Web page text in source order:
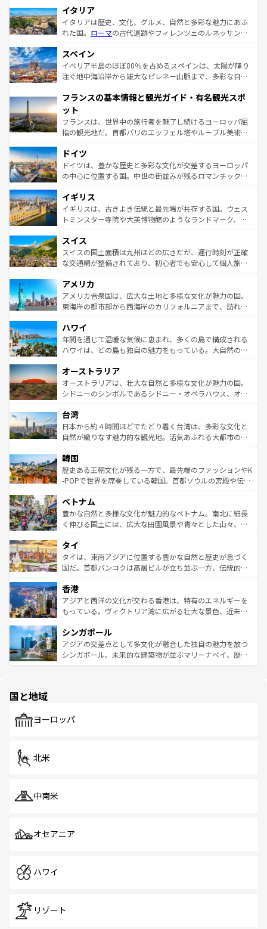
イタリア
イタリアは歴史、文化、グルメ、自然と多彩な魅力にあふ
れた国。 ローマの古代遺跡やフィレンツェのルネッサンス
ろん、トスカーナの美しい田園風景やアマルフィ海岸の絶
景など、自然景観も見逃せない。観光の合間には、本場の
ピザやパスタなど、絶品のイタリア料理を堪能することも
ませてくれるイタリアで、忘れられない旅をしてみよう！
なお、新着のイタリア情報は
しい。
スペイン
イベリア半島のほぼ80％を占めるスペインは、太陽が降り
注ぐ地中海沿岸から雄大なピレネー山脈まで、多彩な自然
文化が根付くこの国では、情熱的なフラメンコ、熱気あふ
れる闘牛、そして美味しいタパスが生活の一部となってい
る。首都マドリードの洗練された雰囲気や、バルセロナの
アートに溢れた街角から、地方では古代ローマ遺跡や中世
せる。地方によって風土や気候が異なるスペインはその個
性で訪れる人を魅了する。 なお、新着のスペイン情報は コ
ンテンツ一覧を参照してほしい。
フランスの基本情報と観光ガイド・有名観光スポ
ット
フランスは、世界中の旅行者を魅了し続けるヨーロッパ屈
指の観光地だ。首都パリのエッフェル塔やルーブル美術館
で、幅広い魅力が詰まっている。華麗な宮殿、歴史的な大
聖堂、美しいビーチ、そして豊かな自然が、訪れる者を心
から魅了する。また、フランスは美食の国としても知ら
いる。シャンパンの発祥地であるランス、プロヴァンスの
香り高いラベンダー畑など、多彩な楽しみ方が可能だ。さ
らに、パリ以外の地域にも魅力が溢れており、どの街角に
れる地方に足を運ぶとそれぞれで全く異なる文化を体験で
きるだろう。 なお、新着のフランス情報はコンテンツ一覧
を参照してほしい。
ドイツ
ドイツは、豊かな歴史と多彩な文化が交差するヨーロッパ
の中心に位置する国。中世の街並みが残るロマンチック街
顔を持つこの国は、どこを歩いても飽きることがない。ベ
ルリンの文化的活気、バイエルン州のアルプスの絶景、そ
してライン川沿いのワイン畑といった風景は必見。ビール
は、お酒好きな人にはぜひ体験してほしい。 なお、新着の
ドイツ情報はコンテンツ一覧を参照してほしい。
イギリス
イギリスは、古きよき伝統と最先端が共存する国。ウェス
トミンスター寺院や大英博物館のようなランドマーク、歴
リアごとに異なる魅力がある。また、優雅なアフタヌーン
ティー、ビール好きにはたまらない英国パブ、サッカー観
戦など、本場だからこそできる体験も豊富。イギリスを旅
ンツ一覧を参照してほしい。
スイス
スイスの国土面積は九州ほどの広さだが、運行時刻が正確
な交通網が整備されており、初心者でも安心して個人旅行
の建物がそのまま残る町や、スイスならではのユニークな
博物館もあり、アルプス観光だけでなく町歩きも満喫する
ことができる。国民の所得が高いため物価も高いが、旅行
ば市内交通費無料で観光を楽しむこともできる。 なお、新
着のスイス情報はコンテンツ一覧 を参照してほしい。
アメリカ
アメリカ合衆国は、広大な土地と多様な文化が魅力の国。
東海岸の都市部から西海岸のカリフォルニアまで、訪れる
のような巨大都市は、観光、ショッピング、エンターテイ
ンメントが詰まった刺激的なスポットだ。一方、アメリカ
西部には大自然が広がり、グランドキャニオンやイエロー
部のニューオーリンズでは、音楽と美食が融合した独特の
文化が魅力。旅行者はアメリカの各地域で異なる魅力を楽
しみながら、その多様性と豊かな歴史を感じることができ
ならではの贅沢な旅のスタイルだ。 なお、新着のアメリカ
情報はコンテンツ一覧を参照してほしい。
ハワイ
年間を通じて温暖な気候に恵まれ、多くの島で構成される
ハワイは、どの島も独自の魅力をもっている。大自然の神
ワイ島は見逃せない。また、定番の観光地といえばオアフ
島だが、静かな自然を求めるならマウイ島やカウアイ島が
おすすめ。エメラルドグリーンに輝く海をはじめ、豊かな
れるおもてなしの心で訪れる人々を迎えてくれるハワイの
人々、おいしいローカルフードやハワイアンミュージッ
ク、伝統的なフラダンスなど、すべてがハワイの魅力を彩
ワイを、存分に味わってほしい。 なお、新着のハワイ情報
はコンテンツ一覧を参照してほしい。
オーストラリア
オーストラリアは、壮大な自然と多様な文化が魅力の国。
シドニーのシンボルであるシドニー・オペラハウス、オー
リアリーフや大陸中央部にそびえるウルル（エアーズロッ
ク）、タスマニアの美しい原生林やケアンズの熱帯雨林な
ど、見どころがたくさん。また、カフェやワイン、オージ
いる。アクティビティも充実しており、サーフィンやダイ
ビング、ハイキングなど、アウトドア好きにはたまらな
い。オーストラリアの多彩な魅力を存分に味わいつくそ
参照してほしい。
台湾
日本から約４時間ほどでたどり着く台湾は、多彩な文化と
自然が織りなす魅力的な観光地。活気あふれる大都市の台
ン）、静ひつな山岳地帯である台湾東部など、都市の喧騒
と山間の静けさが共存しており、訪れる人に新しい発見と
驚きをもたらしてくれる。また、奥深い台湾の食文化も魅
容にもいいと評判のスイーツなど、バラエティ豊かな料理
が味わえる。 なお、新着の台湾情報は コンテンツ一覧を参
照してほしい。
韓国
歴史ある王朝文化が残る一方で、最先端のファッションやK
-POPで世界を席巻している韓国。首都ソウルの宮殿や伝統
き、地方に足を延ばせば四季折々の自然美を楽しむことが
できる。そして、キムチや焼肉、絶品のストリートフード
まで、さまざまな韓国料理が待っている。夜には、韓国な
リティに包まれながら、韓国の多彩な魅力を心ゆくまで味
わってみてほしい。 なお、新着の韓国情報はコンテンツ一
覧を参照してほしい。
ベトナム
豊かな自然と多様な文化が魅力的なベトナム。南北に細長
く伸びる国土には、広大な田園風景や青々とした山々、世
急速な発展と共に伝統が息づく。ハノイの古い町並みやホ
ーチミン市のフランス統治時代の建物も、独特の雰囲気を
醸し出している。また、バラエティの豊かさとおいしさで
とつ。フォーやバインミー、ベトナムコーヒーなどは、ぜ
ひ現地で味わいたい。どの地域を訪れてもあたたかい人々
が旅行者を迎えてくれるので、きっと忘れられない旅にな
参照してほしい。
タイ
タイは、東南アジアに位置する豊かな自然と歴史が息づく
国だ。首都バンコクは高層ビルが立ち並ぶ一方、伝統的な
の活気が交差している。北部ではチェンマイなどの山岳地
帯で自然と触れ合い、南部ではプーケットやクラビの美し
いビーチでリゾート気分を楽しむことができる。タイ料理
激する。気候は一年中温暖で、どの季節にも異なる楽しみ
が待っている。親しみやすいタイの人々、仏教を中心とし
た文化、そして多様な観光資源が、訪れる旅人を魅了し続
香港
アジアと西洋の文化が交わる香港は、特有のエネルギーを
もっている。ヴィクトリア湾に広がる壮大な景色、近未来
み、どこを訪れても感動するはず。観光スポットが密集し
ており、効率よく見どころを回れるのも魅力。息をのむよ
うな絶景から文化的な体験まで、香港を存分に楽しみ尽く
シンガポール
アジアの交差点として多文化が融合した独自の魅力を放つ
シンガポール。未来的な建築物が並ぶマリーナベイ、歴史
で、ホーカーズは地元の風情を楽しめる外せないスポット
国と地域
ヨーロッパ
北米
中南米
オセアニア
ハワイ
リゾート